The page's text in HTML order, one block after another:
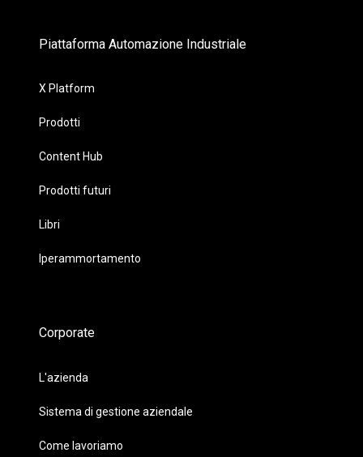
Piattaforma Automazione Industriale
X Platform
Prodotti
Content Hub
Prodotti futuri
Libri
Iperammortamento
Corporate
L'azienda
Sistema di gestione aziendale
Come lavoriamo